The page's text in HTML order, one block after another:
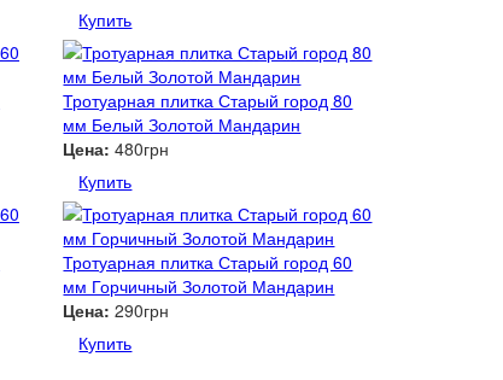
Купить
Тротуарная плитка Старый город 80
мм Белый Золотой Мандарин
Цена: 480грн
Купить
Тротуарная плитка Старый город 60
мм Горчичный Золотой Мандарин
Цена: 290грн
Купить